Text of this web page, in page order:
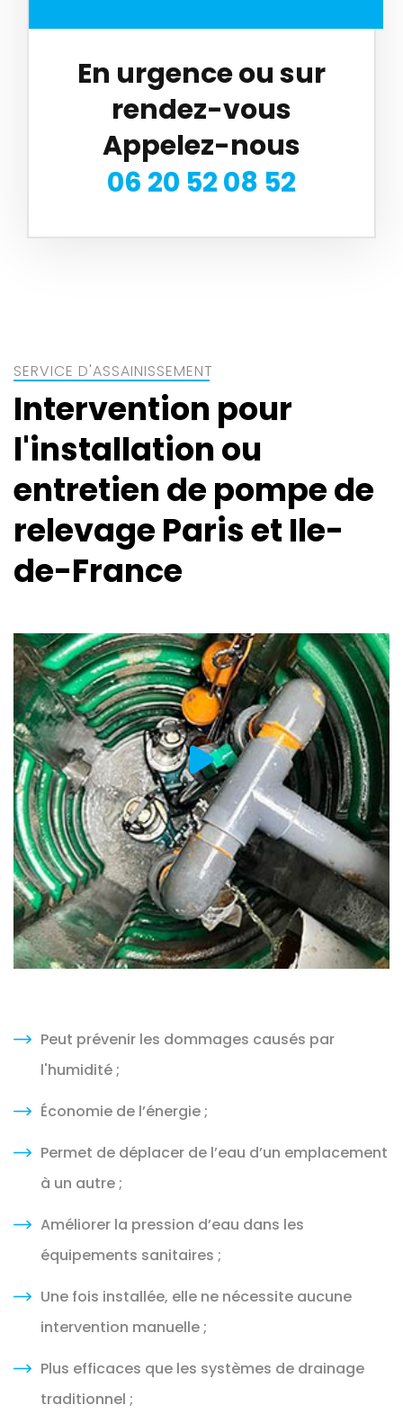
En urgence ou sur
rendez-vous
Appelez-nous
06 20 52 08 52
SERVICE D'ASSAINISSEMENT
Intervention pour
l'installation ou
entretien de pompe de
relevage Paris et Ile-
de-France
Peut prévenir les dommages causés par
l'humidité ;
Économie de l’énergie ;
Permet de déplacer de l’eau d’un emplacement
à un autre ;
Améliorer la pression d’eau dans les
équipements sanitaires ;
Une fois installée, elle ne nécessite aucune
intervention manuelle ;
Plus efficaces que les systèmes de drainage
traditionnel ;